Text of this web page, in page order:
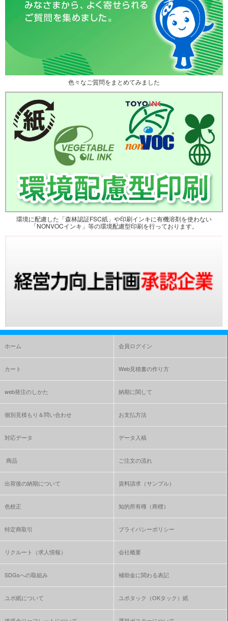
色々なご質問をまとめてみました
環境に配慮した「森林認証FSC紙」や印刷インキに有機溶剤を使わない
「NONVOCインキ」等の環境配慮型印刷を行っております。
ホーム 会員ログイン
カート Web見積書の作り方
web発注のしかた 納期に関して
個別見積もり＆問い合わせ お支払方法
対応データ データ入稿
商品 ご注文の流れ
出荷後の納期について 資料請求（サンプル）
色校正 知的所有権（商標）
特定商取引 プライバシーポリシー
リクルート（求人情報） 会社概要
SDGsへの取組み 補助金に関わる表記
ユポ紙について ユポタック（OKタック）紙